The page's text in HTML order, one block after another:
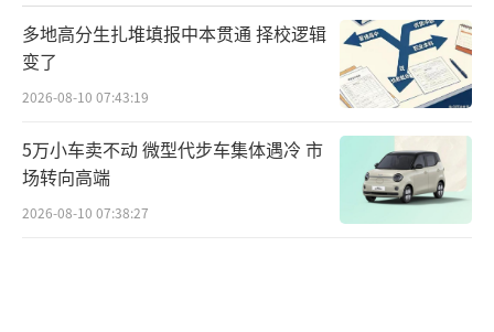
多地高分生扎堆填报中本贯通 择校逻辑
变了
2026-08-10 07:43:19
5万小车卖不动 微型代步车集体遇冷 市
场转向高端
2026-08-10 07:38:27